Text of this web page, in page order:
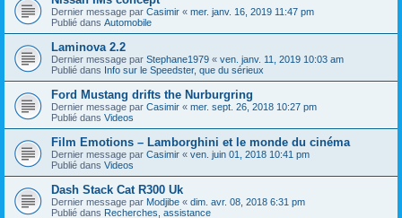
Dernier message par Casimir « mer. janv. 16, 2019 11:47 pm
Publié dans Automobile
Laminova 2.2
Dernier message par Stephane1979 « ven. janv. 11, 2019 10:03 am
Publié dans Info sur le Speedster, que du sérieux
Ford Mustang drifts the Nurburgring
Dernier message par Casimir « mer. sept. 26, 2018 10:27 pm
Publié dans Videos
Film Emotions – Lamborghini et le monde du cinéma
Dernier message par Casimir « ven. juin 01, 2018 10:41 pm
Publié dans Videos
Dash Stack Cat R300 Uk
Dernier message par Modjibe « dim. avr. 08, 2018 6:31 pm
Publié dans Recherches, assistance